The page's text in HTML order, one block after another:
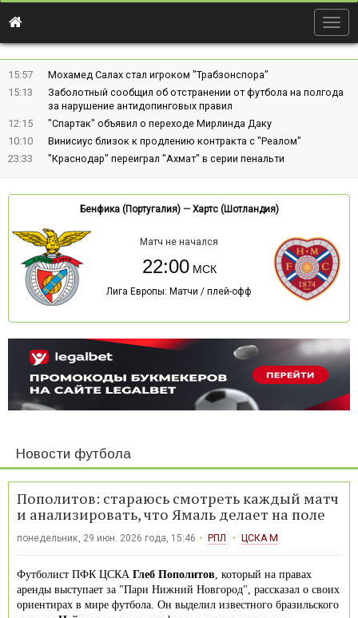
15:57
Мохамед Салах стал игроком "Трабзонспора"
15:13
Заболотный сообщил об отстранении от футбола на полгода
за нарушение антидопинговых правил
12:15
"Спартак" объявил о переходе Мирлинда Даку
10:10
Винисиус близок к продлению контракта с "Реалом"
23:33
"Краснодар" переиграл "Ахмат" в серии пенальти
Бенфика (Португалия)— Хартс (Шотландия)
Матч не начался
22:00
Лига Европы: Матчи / плей-офф
Новости футбола
Пополитов: стараюсь смотреть каждый матч
и анализировать, что Ямаль делает на поле
понедельник, 29 июн. 2026 года, 15:46 РПЛ ЦСКА М
Футболист ПФК ЦСКА Глеб Пополитов , который на правах
аренды выступает за "Пари Нижний Новгород", рассказал о своих
ориентирах в мире футбола. Он выделил известного бразильского